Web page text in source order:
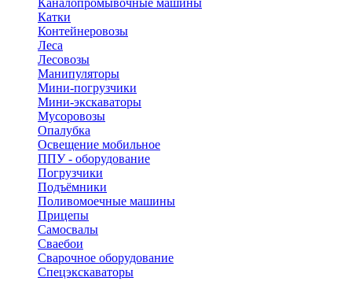
Каналопромывочные машины
Катки
Контейнеровозы
Леса
Лесовозы
Манипуляторы
Мини-погрузчики
Мини-экскаваторы
Мусоровозы
Опалубка
Освещение мобильное
ППУ - оборудование
Погрузчики
Подъёмники
Поливомоечные машины
Прицепы
Самосвалы
Сваебои
Сварочное оборудование
Спецэкскаваторы